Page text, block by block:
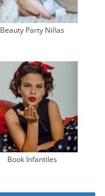
Beauty Party Niñas
Book Infantiles